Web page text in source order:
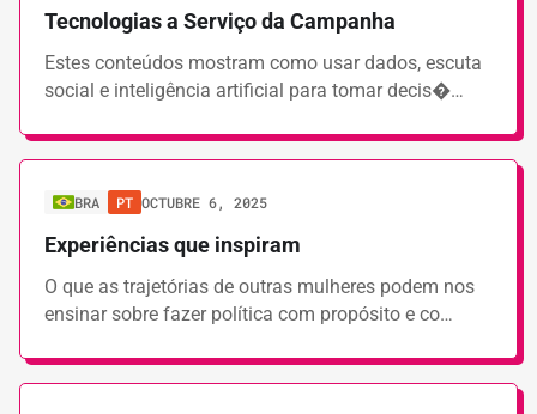
Tecnologias a Serviço da Campanha
Estes conteúdos mostram como usar dados, escuta
social e inteligência artificial para tomar decis�…
BRA PT OCTUBRE 6, 2025
Experiências que inspiram
O que as trajetórias de outras mulheres podem nos
ensinar sobre fazer política com propósito e co…